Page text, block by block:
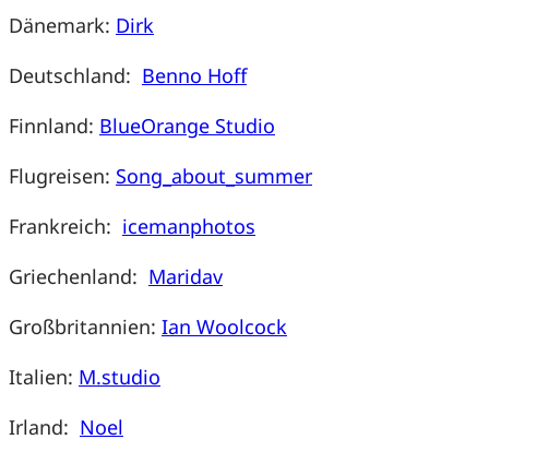
Dänemark: Dirk
Deutschland: Benno Hoff
Finnland: BlueOrange Studio
Flugreisen: Song_about_summer
Frankreich: icemanphotos
Griechenland: Maridav
Großbritannien: Ian Woolcock
Italien: M.studio
Irland: Noel